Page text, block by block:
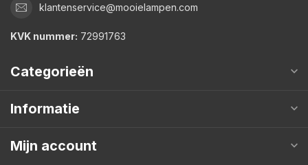
klantenservice@mooielampen.com
KVK nummer: 72991763
Categorieën
Informatie
Mijn account